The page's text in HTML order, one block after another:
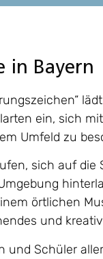
in Bayern
ein, sich
Umfeld zu
sich auf
örtlichen
und
und Schüler